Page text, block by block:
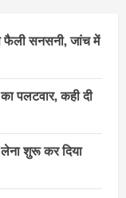
फैली सनसनी, जांच में
पलटवार, कही दी
शुरू कर दिया